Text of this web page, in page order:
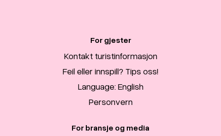
For gjester
Kontakt turistinformasjon
Feil eller innspill? Tips oss!
Language: English
Personvern
For bransje og media